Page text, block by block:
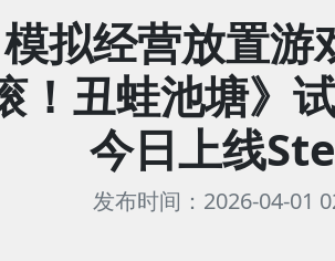
模拟经营放置游
！丑蛙池塘》
今日上线
发布时间：2026-04-01